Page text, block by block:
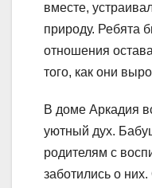
вместе,
природу. Ребята
отношения
того, как они
В доме Аркадия
уютный дух.
родителям с
заботились о